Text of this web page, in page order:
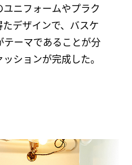
ニフォームやプラク
デザインで、バスケ
ーマであることが分
ションが完成した。